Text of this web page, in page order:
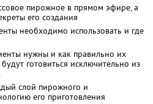
пирожное в прямом эфире, а
его создания
необходимо использовать и где
нужны и как правильно их
готовиться исключительно из
слой пирожного и
его приготовления